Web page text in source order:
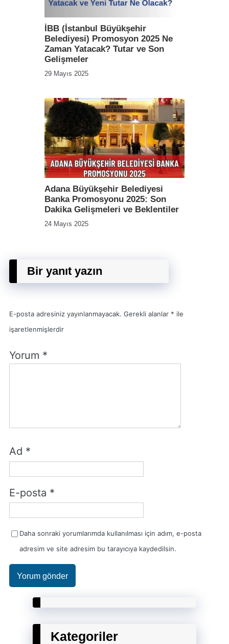
İBB (İstanbul Büyükşehir
Belediyesi) Promosyon 2025 Ne
Zaman Yatacak? Tutar ve Son
Gelişmeler
29 Mayıs 2025
Adana Büyükşehir Belediyesi
Banka Promosyonu 2025: Son
Dakika Gelişmeleri ve Beklentiler
24 Mayıs 2025
Bir yanıt yazın
E-posta adresiniz yayınlanmayacak. Gerekli alanlar * ile
işaretlenmişlerdir
Yorum *
Ad *
E-posta *
Daha sonraki yorumlarımda kullanılması için adım, e-posta
adresim ve site adresim bu tarayıcıya kaydedilsin.
Kategoriler